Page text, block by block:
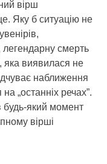
вірш
Яку б ситуацію не
смерть
яка виявилася не
наближення
„останніх речах”.
будь-який момент
вірші